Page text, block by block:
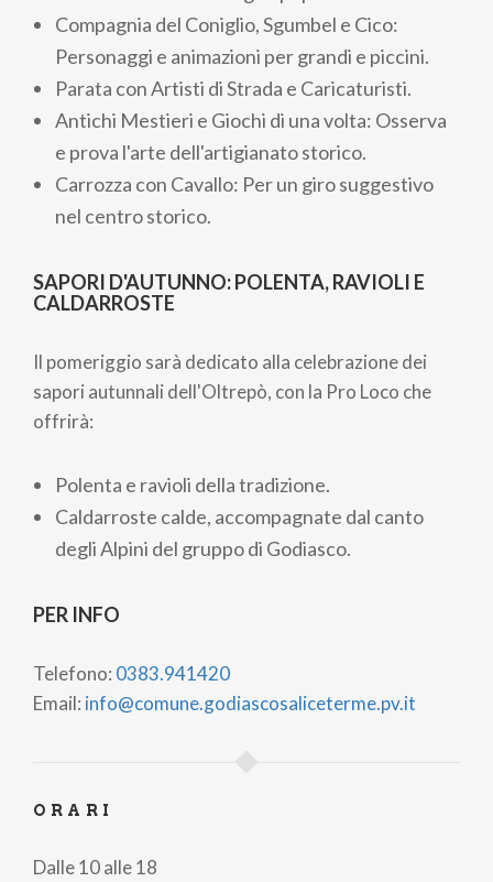
Compagnia del Coniglio, Sgumbel e Cico:
Personaggi e animazioni per grandi e piccini.
Parata con Artisti di Strada e Caricaturisti.
Antichi Mestieri e Giochi di una volta: Osserva
e prova l'arte dell'artigianato storico.
Carrozza con Cavallo: Per un giro suggestivo
nel centro storico.
SAPORI D'AUTUNNO: POLENTA, RAVIOLI E
CALDARROSTE
Il pomeriggio sarà dedicato alla celebrazione dei
sapori autunnali dell'Oltrepò, con la Pro Loco che
offrirà:
Polenta e ravioli della tradizione.
Caldarroste calde, accompagnate dal canto
degli Alpini del gruppo di Godiasco.
PER INFO
Telefono: 0383.941420
Email: info@comune.godiascosaliceterme.pv.it
ORARI
Dalle 10 alle 18